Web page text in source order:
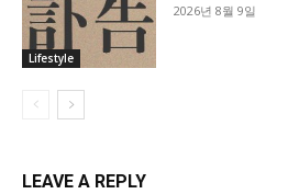
Lifestyle
2026년 8월 9일
LEAVE A REPLY